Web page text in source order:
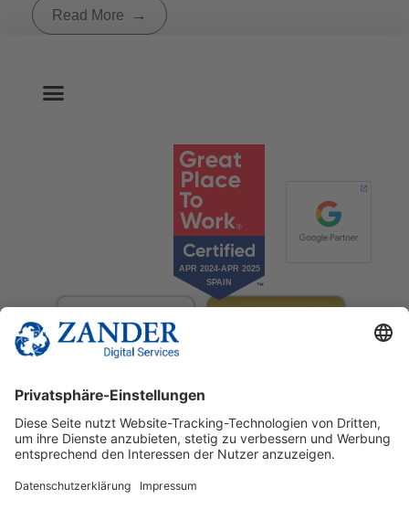
Read More
© 2025 Zander Digital Services Deutschland GmbH